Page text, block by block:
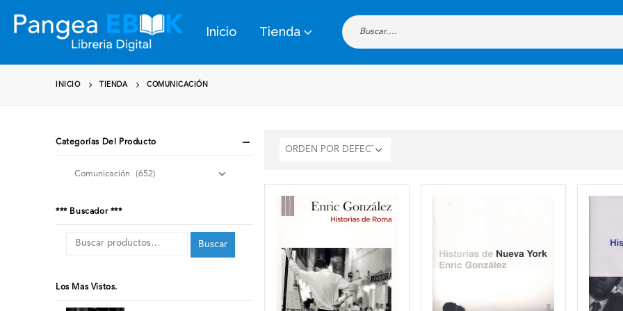
Inicio Tienda
INICIO TIENDA COMUNICACIÓN
Categorías Del Producto
*** Buscador ***
Buscar
Los Mas Vistos.